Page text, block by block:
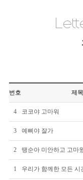
번호 제목
4 코코야 고마워
3 예삐야 잘가
2 땡순아 미안하고 고마
1 우리가 함께한 모든 시